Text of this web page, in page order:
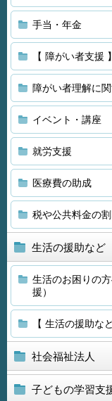
手当・年金
【 障がい者支援
障がい者理解に
イベント・講座
就労支援
医療費の助成
税や公共料金の割
生活の援助など
生活のお困りの
援）
【 生活の援助な
社会福祉法人
子どもの学習支